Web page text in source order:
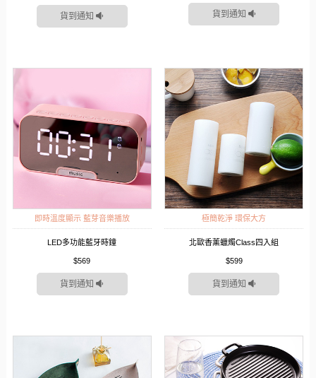
貨到通知 貨到通知
即時溫度顯示 藍芽音樂播放
LED多功能藍牙時鐘
$569
貨到通知
極簡乾淨 環保大方
北歐香薰蠟燭Class四入組
$599
貨到通知